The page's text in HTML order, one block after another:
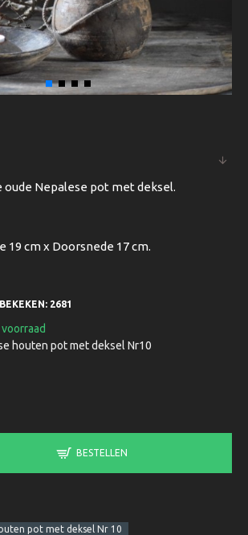
Nepalese pot met deksel.
19 cm x Doorsnede 17 cm.
houten pot met deksel Nr10
2681
BESTELLEN
pot met deksel Nr 10